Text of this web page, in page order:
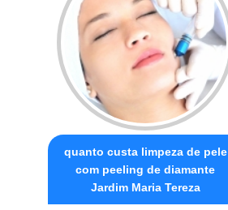
quanto custa limpeza de pele
com peeling de diamante
Jardim Maria Tereza